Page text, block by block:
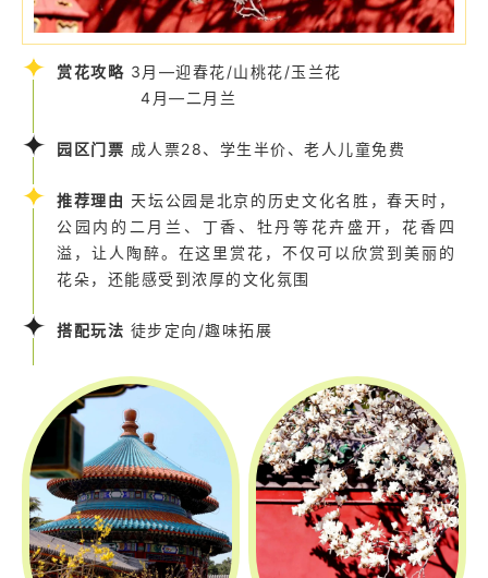
赏花攻略 3月—迎春花/山桃花/玉兰花
4月—二月兰
园区门票 成人票28、学生半价、老人儿童免费
推荐理由 天坛公园是北京的历史文化名胜，春天时，
公园内的二月兰、丁香、牡丹等花卉盛开，花香四
溢，让人陶醉。在这里赏花，不仅可以欣赏到美丽的
花朵，还能感受到浓厚的文化氛围
搭配玩法 徒步定向/趣味拓展